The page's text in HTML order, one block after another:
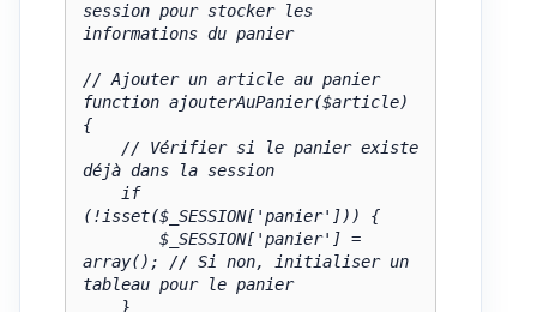
session pour stocker les
informations du panier
// Ajouter un article au panier
function ajouterAuPanier($article)
{
déjà dans la session
(!isset($_SESSION['panier'])) {
array(); // Si non, initialiser un
tableau pour le panier